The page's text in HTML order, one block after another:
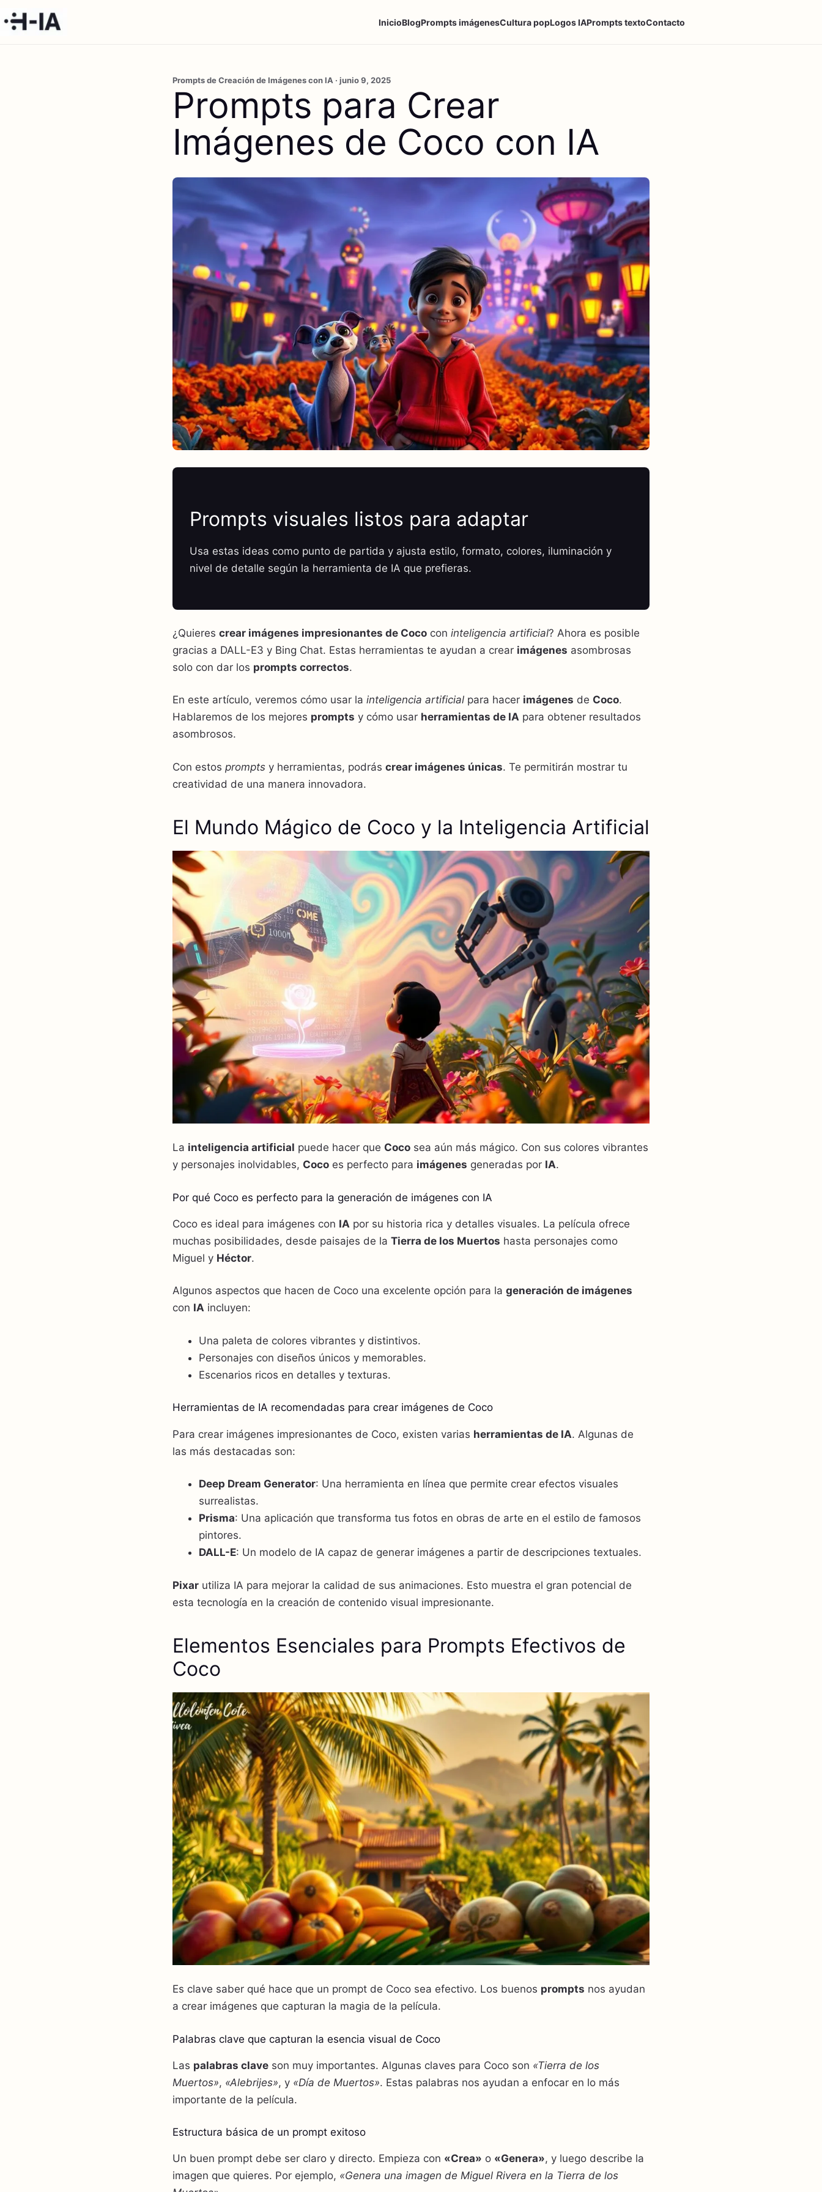
InicioBlogPrompts imágenesCultura popLogos IAPrompts textoContacto
Prompts de Creación de Imágenes con IA · junio 9, 2025
Prompts para Crear
Imágenes de Coco con IA
Prompts visuales listos para adaptar
Usa estas ideas como punto de partida y ajusta estilo, formato, colores, iluminación y
nivel de detalle según la herramienta de IA que prefieras.
¿Quieres crear imágenes impresionantes de Coco con inteligencia artificial? Ahora es posible
gracias a DALL-E3 y Bing Chat. Estas herramientas te ayudan a crear imágenes asombrosas
solo con dar los prompts correctos.
En este artículo, veremos cómo usar la inteligencia artificial para hacer imágenes de Coco.
Hablaremos de los mejores prompts y cómo usar herramientas de IA para obtener resultados
asombrosos.
Con estos prompts y herramientas, podrás crear imágenes únicas. Te permitirán mostrar tu
creatividad de una manera innovadora.
El Mundo Mágico de Coco y la Inteligencia Artificial
La inteligencia artificial puede hacer que Coco sea aún más mágico. Con sus colores vibrantes
y personajes inolvidables, Coco es perfecto para imágenes generadas por IA.
Por qué Coco es perfecto para la generación de imágenes con IA
Coco es ideal para imágenes con IA por su historia rica y detalles visuales. La película ofrece
muchas posibilidades, desde paisajes de la Tierra de los Muertos hasta personajes como
Miguel y Héctor.
Algunos aspectos que hacen de Coco una excelente opción para la generación de imágenes
con IA incluyen:
Una paleta de colores vibrantes y distintivos.
Personajes con diseños únicos y memorables.
Escenarios ricos en detalles y texturas.
Herramientas de IA recomendadas para crear imágenes de Coco
Para crear imágenes impresionantes de Coco, existen varias herramientas de IA. Algunas de
las más destacadas son:
Deep Dream Generator: Una herramienta en línea que permite crear efectos visuales
surrealistas.
Prisma: Una aplicación que transforma tus fotos en obras de arte en el estilo de famosos
pintores.
DALL-E: Un modelo de IA capaz de generar imágenes a partir de descripciones textuales.
Pixar utiliza IA para mejorar la calidad de sus animaciones. Esto muestra el gran potencial de
esta tecnología en la creación de contenido visual impresionante.
Elementos Esenciales para Prompts Efectivos de
Coco
Es clave saber qué hace que un prompt de Coco sea efectivo. Los buenos prompts nos ayudan
a crear imágenes que capturan la magia de la película.
Palabras clave que capturan la esencia visual de Coco
Las palabras clave son muy importantes. Algunas claves para Coco son «Tierra de los
Muertos», «Alebrijes», y «Día de Muertos». Estas palabras nos ayudan a enfocar en lo más
importante de la película.
Estructura básica de un prompt exitoso
Un buen prompt debe ser claro y directo. Empieza con «Crea» o «Genera», y luego describe la
imagen que quieres. Por ejemplo, «Genera una imagen de Miguel Rivera en la Tierra de los